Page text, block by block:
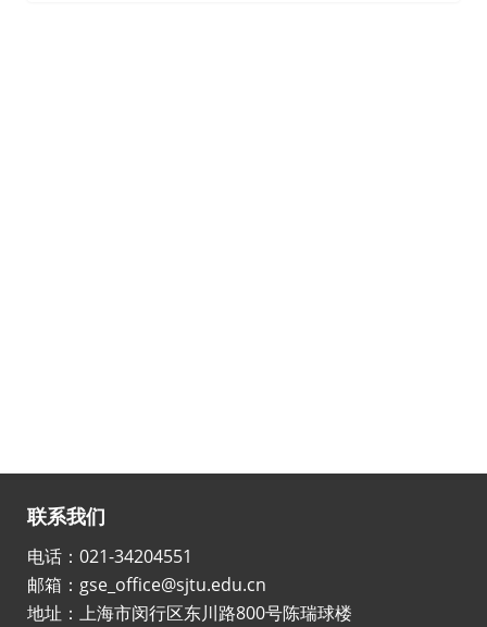
联系我们
电话：021-34204551
邮箱：gse_office@sjtu.edu.cn
地址：上海市闵行区东川路800号陈瑞球楼